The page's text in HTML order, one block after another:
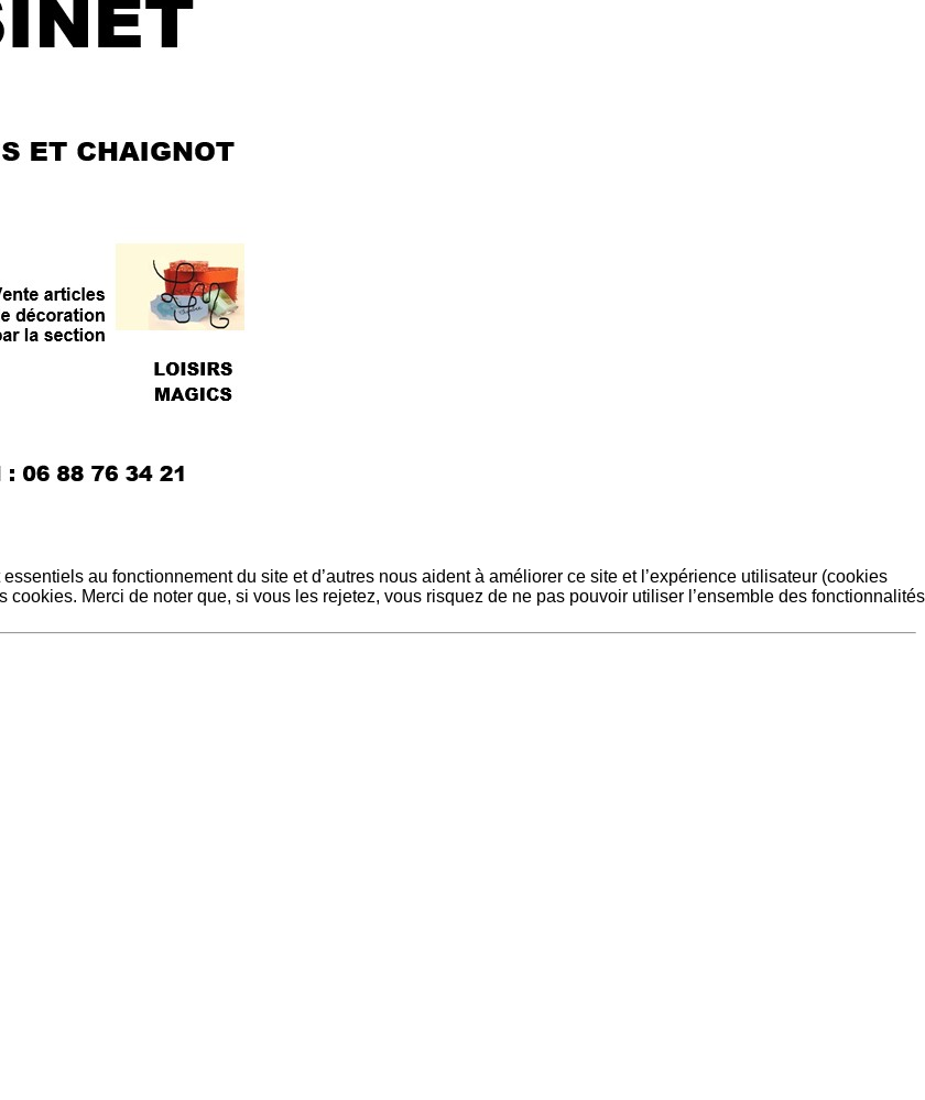
au fonctionnement du site et d’autres nous aident à améliorer ce site et l’expérience utilisateur (cookies
Merci de noter que, si vous les rejetez, vous risquez de ne pas pouvoir utiliser l’ensemble des fonctionnalités